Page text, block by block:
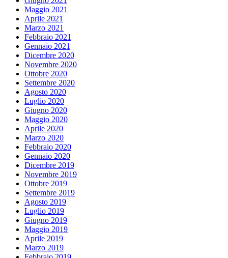
Maggio 2021
Aprile 2021
Marzo 2021
Febbraio 2021
Gennaio 2021
Dicembre 2020
Novembre 2020
Ottobre 2020
Settembre 2020
Agosto 2020
Luglio 2020
Giugno 2020
Maggio 2020
Aprile 2020
Marzo 2020
Febbraio 2020
Gennaio 2020
Dicembre 2019
Novembre 2019
Ottobre 2019
Settembre 2019
Agosto 2019
Luglio 2019
Giugno 2019
Maggio 2019
Aprile 2019
Marzo 2019